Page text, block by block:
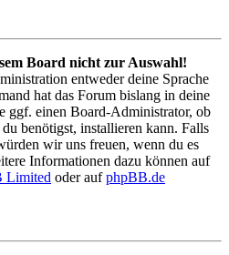
Board nicht zur Auswahl!
entweder deine Sprache
hat das Forum bislang in deine
ggf. einen Board-Administrator, ob
du benötigst, installieren kann. Falls
wir uns freuen, wenn du es
Informationen dazu können auf
Limited oder aufphpBB.de